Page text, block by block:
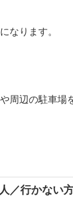
なります。
周辺の駐車場
／行かない